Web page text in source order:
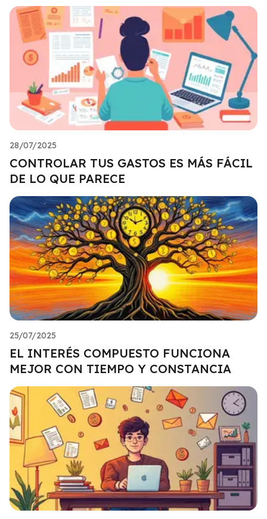
28/07/2025
CONTROLAR TUS GASTOS ES MÁS FÁCIL
DE LO QUE PARECE
25/07/2025
EL INTERÉS COMPUESTO FUNCIONA
MEJOR CON TIEMPO Y CONSTANCIA